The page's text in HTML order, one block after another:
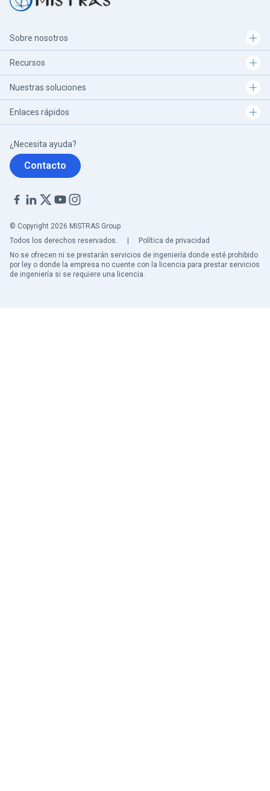
Sobre nosotros
Recursos
Nuestras soluciones
Enlaces rápidos
¿Necesita ayuda?
Contacto
© Copyright 2026 MISTRAS Group
Todos los derechos reservados.
Política de privacidad
No se ofrecen ni se prestarán servicios de ingeniería donde esté prohibido
por ley o donde la empresa no cuente con la licencia para prestar servicios
de ingeniería si se requiere una licencia.